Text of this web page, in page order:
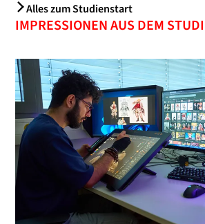
Alles zum Studienstart
IMPRESSIONEN AUS DEM